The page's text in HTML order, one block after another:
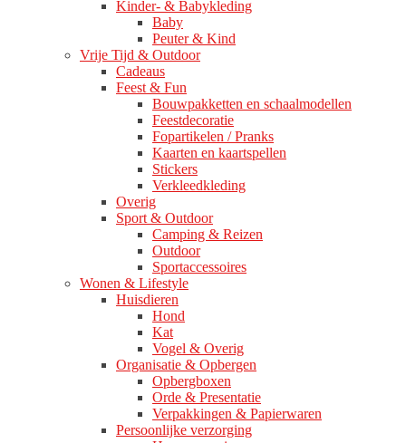
Kinder- & Babykleding
Baby
Peuter & Kind
Vrije Tijd & Outdoor
Cadeaus
Feest & Fun
Bouwpakketten en schaalmodellen
Feestdecoratie
Fopartikelen / Pranks
Kaarten en kaartspellen
Stickers
Verkleedkleding
Overig
Sport & Outdoor
Camping & Reizen
Outdoor
Sportaccessoires
Wonen & Lifestyle
Huisdieren
Hond
Kat
Vogel & Overig
Organisatie & Opbergen
Opbergboxen
Orde & Presentatie
Verpakkingen & Papierwaren
Persoonlijke verzorging